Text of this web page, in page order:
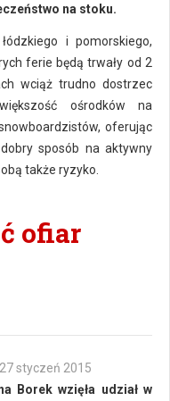
na stoku.
i pomorskiego,
ferie będą trwały od 2
wciąż trudno dostrzec
ośrodków na
oferując
sposób na aktywny
także ryzyko.
ofiar
styczeń 2015
Borek wzięła udział w